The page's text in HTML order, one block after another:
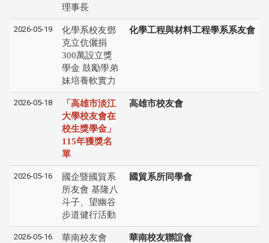
理事長
2026-05-19
化學系校友鄧
克立伉儷捐
300萬設立獎
學金 鼓勵學弟
妹培養軟實力
化學工程與材料工程學系系友會
2026-05-18
「高雄市淡江
大學校友會在
校生獎學金」
115年獲獎名
單
高雄市校友會
2026-05-16
國企暨國貿系
所友會 基隆八
斗子、望幽谷
步道健行活動
國貿系所同學會
2026-05-16
華南校友會
華南校友聯誼會